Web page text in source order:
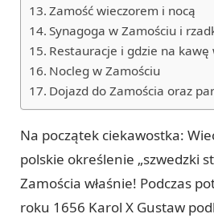
Zamość wieczorem i nocą
Synagoga w Zamościu i
Restauracje i gdzie na kawę
Nocleg w Zamościu
Dojazd do Zamościa oraz
Na początek ciekawostka:
polskie określenie „szwedzki
Zamościa właśnie! Podczas
roku 1656 Karol X Gustaw